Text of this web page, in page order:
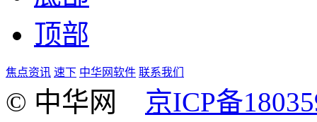
顶部
焦点资讯 速下 中华网软件 联系我们
© 中华网 京ICP备